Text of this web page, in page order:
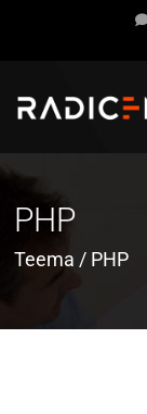
PHP
Teema / PHP